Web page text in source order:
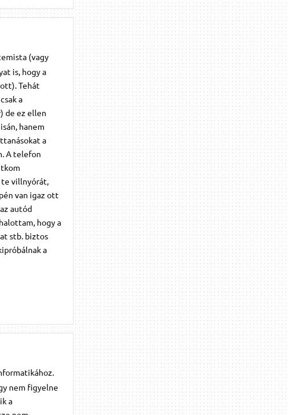
(vagy
is, hogy a
Tehát
a
de ez ellen
hanem
a
A telefon
te villnyórát,
van igaz ott
autód
hogy a
stb. biztos
a
nem figyelne
a